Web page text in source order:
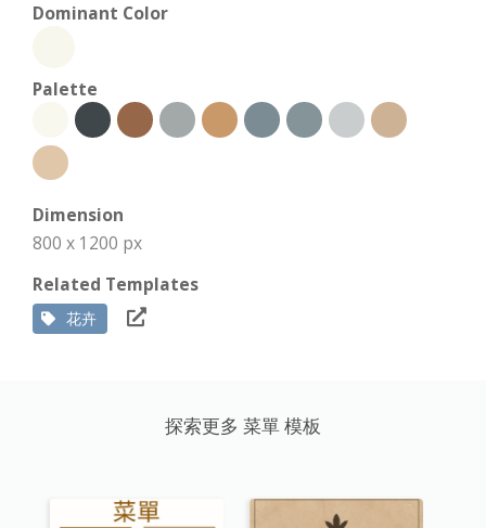
Dominant Color
Palette
Dimension
800 x 1200 px
Related Templates
花卉
探索更多 菜單 模板